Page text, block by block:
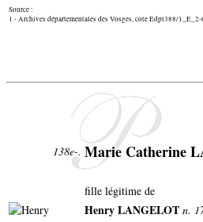
Source :
1 - Archives départementales des Vosges, cote Edpt388/1_E_2-
138e-. Marie Catherine
fille légitime de
Henry LANGELOT n.